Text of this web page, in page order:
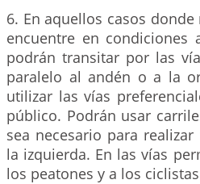
6. En aquellos casos
encuentre en condiciones
podrán transitar por las
paralelo al andén o a la
utilizar las vías
público. Podrán usar
sea necesario para
la izquierda. En las vías
los peatones y a los